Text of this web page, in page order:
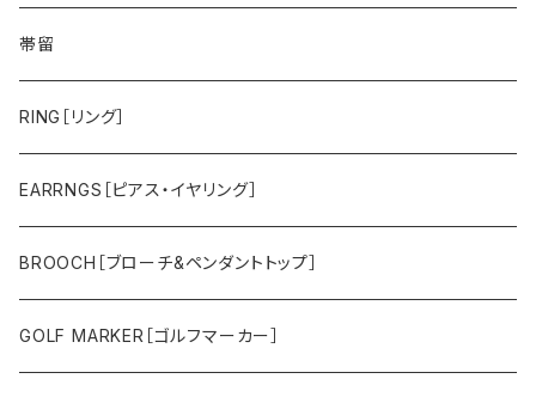
鷲
タツノオトシゴ
トラ
その他のメンズアイテム
スズラン
カトレア
ユリ
アジサイ
ツバキ
帯留
RING［リング］
EARRNGS［ピアス・イヤリング］
BROOCH［ブローチ&ペンダントトップ］
GOLF MARKER［ゴルフマーカー］